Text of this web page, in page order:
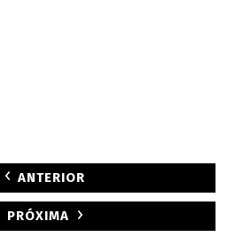
ANTERIOR
PRÓXIMA